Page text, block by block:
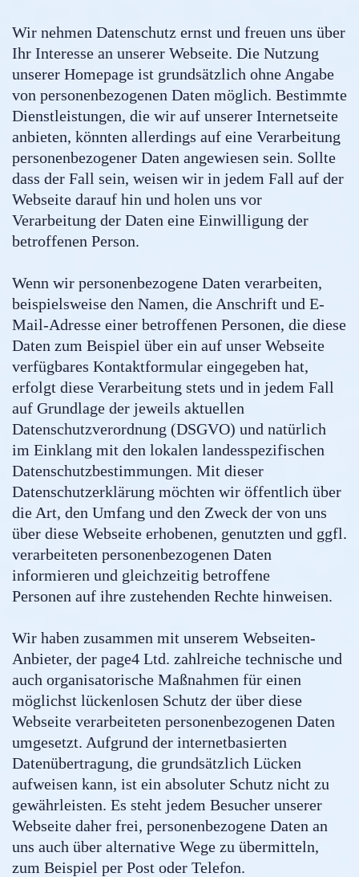
Wir nehmen Datenschutz ernst und freuen uns über
Ihr Interesse an unserer Webseite. Die Nutzung
unserer Homepage ist grundsätzlich ohne Angabe
von personenbezogenen Daten möglich. Bestimmte
Dienstleistungen, die wir auf unserer Internetseite
anbieten, könnten allerdings auf eine Verarbeitung
personenbezogener Daten angewiesen sein. Sollte
dass der Fall sein, weisen wir in jedem Fall auf der
Webseite darauf hin und holen uns vor
Verarbeitung der Daten eine Einwilligung der
betroffenen Person.
Wenn wir personenbezogene Daten verarbeiten,
beispielsweise den Namen, die Anschrift und E-
Mail-Adresse einer betroffenen Personen, die diese
Daten zum Beispiel über ein auf unser Webseite
verfügbares Kontaktformular eingegeben hat,
erfolgt diese Verarbeitung stets und in jedem Fall
auf Grundlage der jeweils aktuellen
Datenschutzverordnung (DSGVO) und natürlich
im Einklang mit den lokalen landesspezifischen
Datenschutzbestimmungen. Mit dieser
Datenschutzerklärung möchten wir öffentlich über
die Art, den Umfang und den Zweck der von uns
über diese Webseite erhobenen, genutzten und ggfl.
verarbeiteten personenbezogenen Daten
informieren und gleichzeitig betroffene
Personen auf ihre zustehenden Rechte hinweisen.
Wir haben zusammen mit unserem Webseiten-
Anbieter, der page4 Ltd. zahlreiche technische und
auch organisatorische Maßnahmen für einen
möglichst lückenlosen Schutz der über diese
Webseite verarbeiteten personenbezogenen Daten
umgesetzt. Aufgrund der internetbasierten
Datenübertragung, die grundsätzlich Lücken
aufweisen kann, ist ein absoluter Schutz nicht zu
gewährleisten. Es steht jedem Besucher unserer
Webseite daher frei, personenbezogene Daten an
uns auch über alternative Wege zu übermitteln,
zum Beispiel per Post oder Telefon.